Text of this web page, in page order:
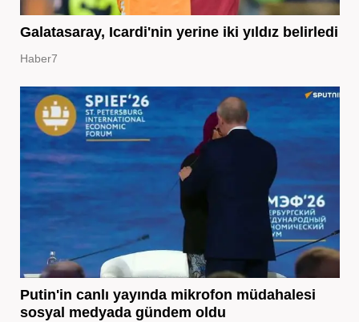
Galatasaray, Icardi'nin yerine iki yıldız belirledi
Haber7
Putin'in canlı yayında mikrofon müdahalesi
sosyal medyada gündem oldu